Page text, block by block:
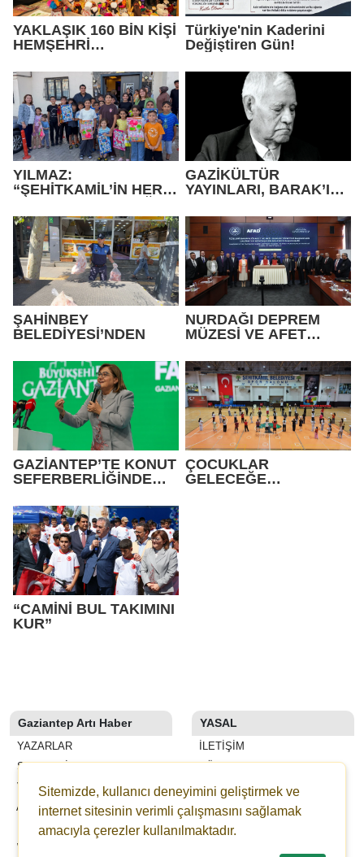
YAKLAŞIK 160 BİN KİŞİ
HEMŞEHRİ
FESTİVALİ’NDE
BULUŞTU
Türkiye'nin Kaderini
Değiştiren Gün!
YILMAZ:
“ŞEHİTKAMİL’İN HER
KATACAĞIZ”
GAZİKÜLTÜR
YAYINLARI, BARAK’IN
YAŞAYAN HAFIZASINI
GELECEĞE TAŞIYOR
ŞAHİNBEY
BELEDİYESİ’NDEN
NURDAĞI DEPREM
MÜZESİ VE AFET
MERKEZİ İÇİN İŞ
BİRLİĞİ PROTOKOLÜ
İMZALANDI
GAZİANTEP’TE KONUT
SEFERBERLİĞİNDE
ÇOCUKLAR
GELECEĞE
“CAMİNİ BUL TAKIMINI
KUR”
Gaziantep Artı Haber
YAZARLAR
SON DAKİKA
VİDEOLAR
ANKETLER
FİRMA REHBERİ
WİKİ
YASAL
İLETIŞIM
KÜNYE
YAYIN İLKELERI
KURALLAR
GIZLILIK
Sitemizde, kullanıcı deneyimini geliştirmek ve
internet sitesinin verimli çalışmasını sağlamak
amacıyla çerezler kullanılmaktadır.